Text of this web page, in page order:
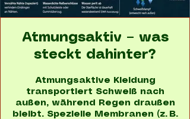
Atmungsaktiv – was
steckt dahinter?
Atmungsaktive Kleidung
transportiert Schweiß nach
außen, während Regen draußen
bleibt. Spezielle Membranen (z. B.